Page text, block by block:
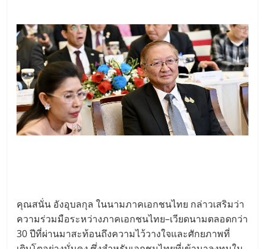
คุณสนั่น อังอุบลกุล ในนามภาคเอกชนไทย กล่าวเสริมว่า
ความร่วมมือระหว่างภาคเอกชนไทย–เวียดนามตลอดกว่า
30 ปีที่ผ่านมาสะท้อนถึงความไว้วางใจและศักยภาพที่